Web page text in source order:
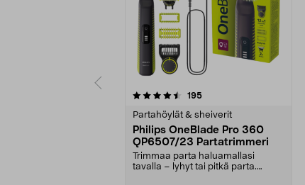
195arvostelut
Partahöylät & sheiverit
Philips OneBlade Pro 360
QP6507/23 Partatrimmeri
Trimmaa parta haluamallasi
tavalla – lyhyt tai pitkä parta.
4.0 viidestä